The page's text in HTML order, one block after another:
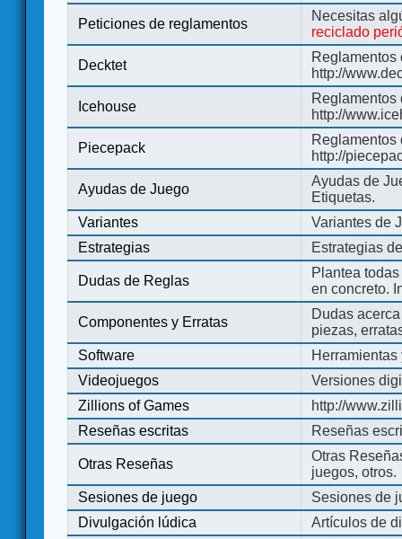
Peticiones de reglamentos
Necesitas
reciclado
Decktet
Reglamentos
http://
Icehouse
Reglamentos
http://
Piecepack
Reglamentos
http://
Ayudas de Juego
Ayudas de
Etiquetas.
Variantes
Variantes de
Estrategias
Estrategias
Dudas de Reglas
Plantea
en concreto.
Componentes y Erratas
Dudas
piezas,
Software
Videojuegos
Versiones
Zillions of Games
http://
Reseñas escritas
Reseñas
Otras Reseñas
Otras
juegos, otros.
Sesiones de juego
Sesiones de
Divulgación lúdica
Artículos de